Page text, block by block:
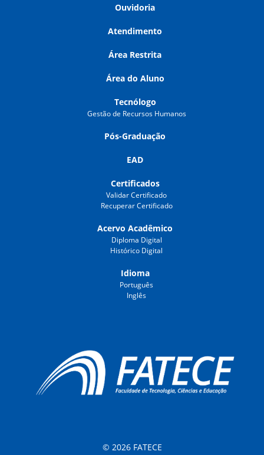
Ouvidoria
Atendimento
Área Restrita
Área do Aluno
Tecnólogo
Gestão de Recursos Humanos
Pós-Graduação
EAD
Certificados
Validar Certificado
Recuperar Certificado
Acervo Acadêmico
Diploma Digital
Histórico Digital
Idioma
Português
Inglês
© 2026 FATECE